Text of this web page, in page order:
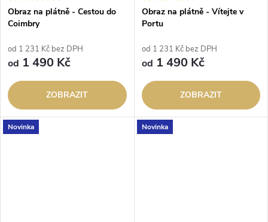
Obraz na plátně - Cestou do
Coimbry
od 1 231 Kč bez DPH
od 1 490 Kč
ZOBRAZIT
Obraz na plátně - Vítejte v
Portu
od 1 231 Kč bez DPH
od 1 490 Kč
ZOBRAZIT
Novinka Novinka